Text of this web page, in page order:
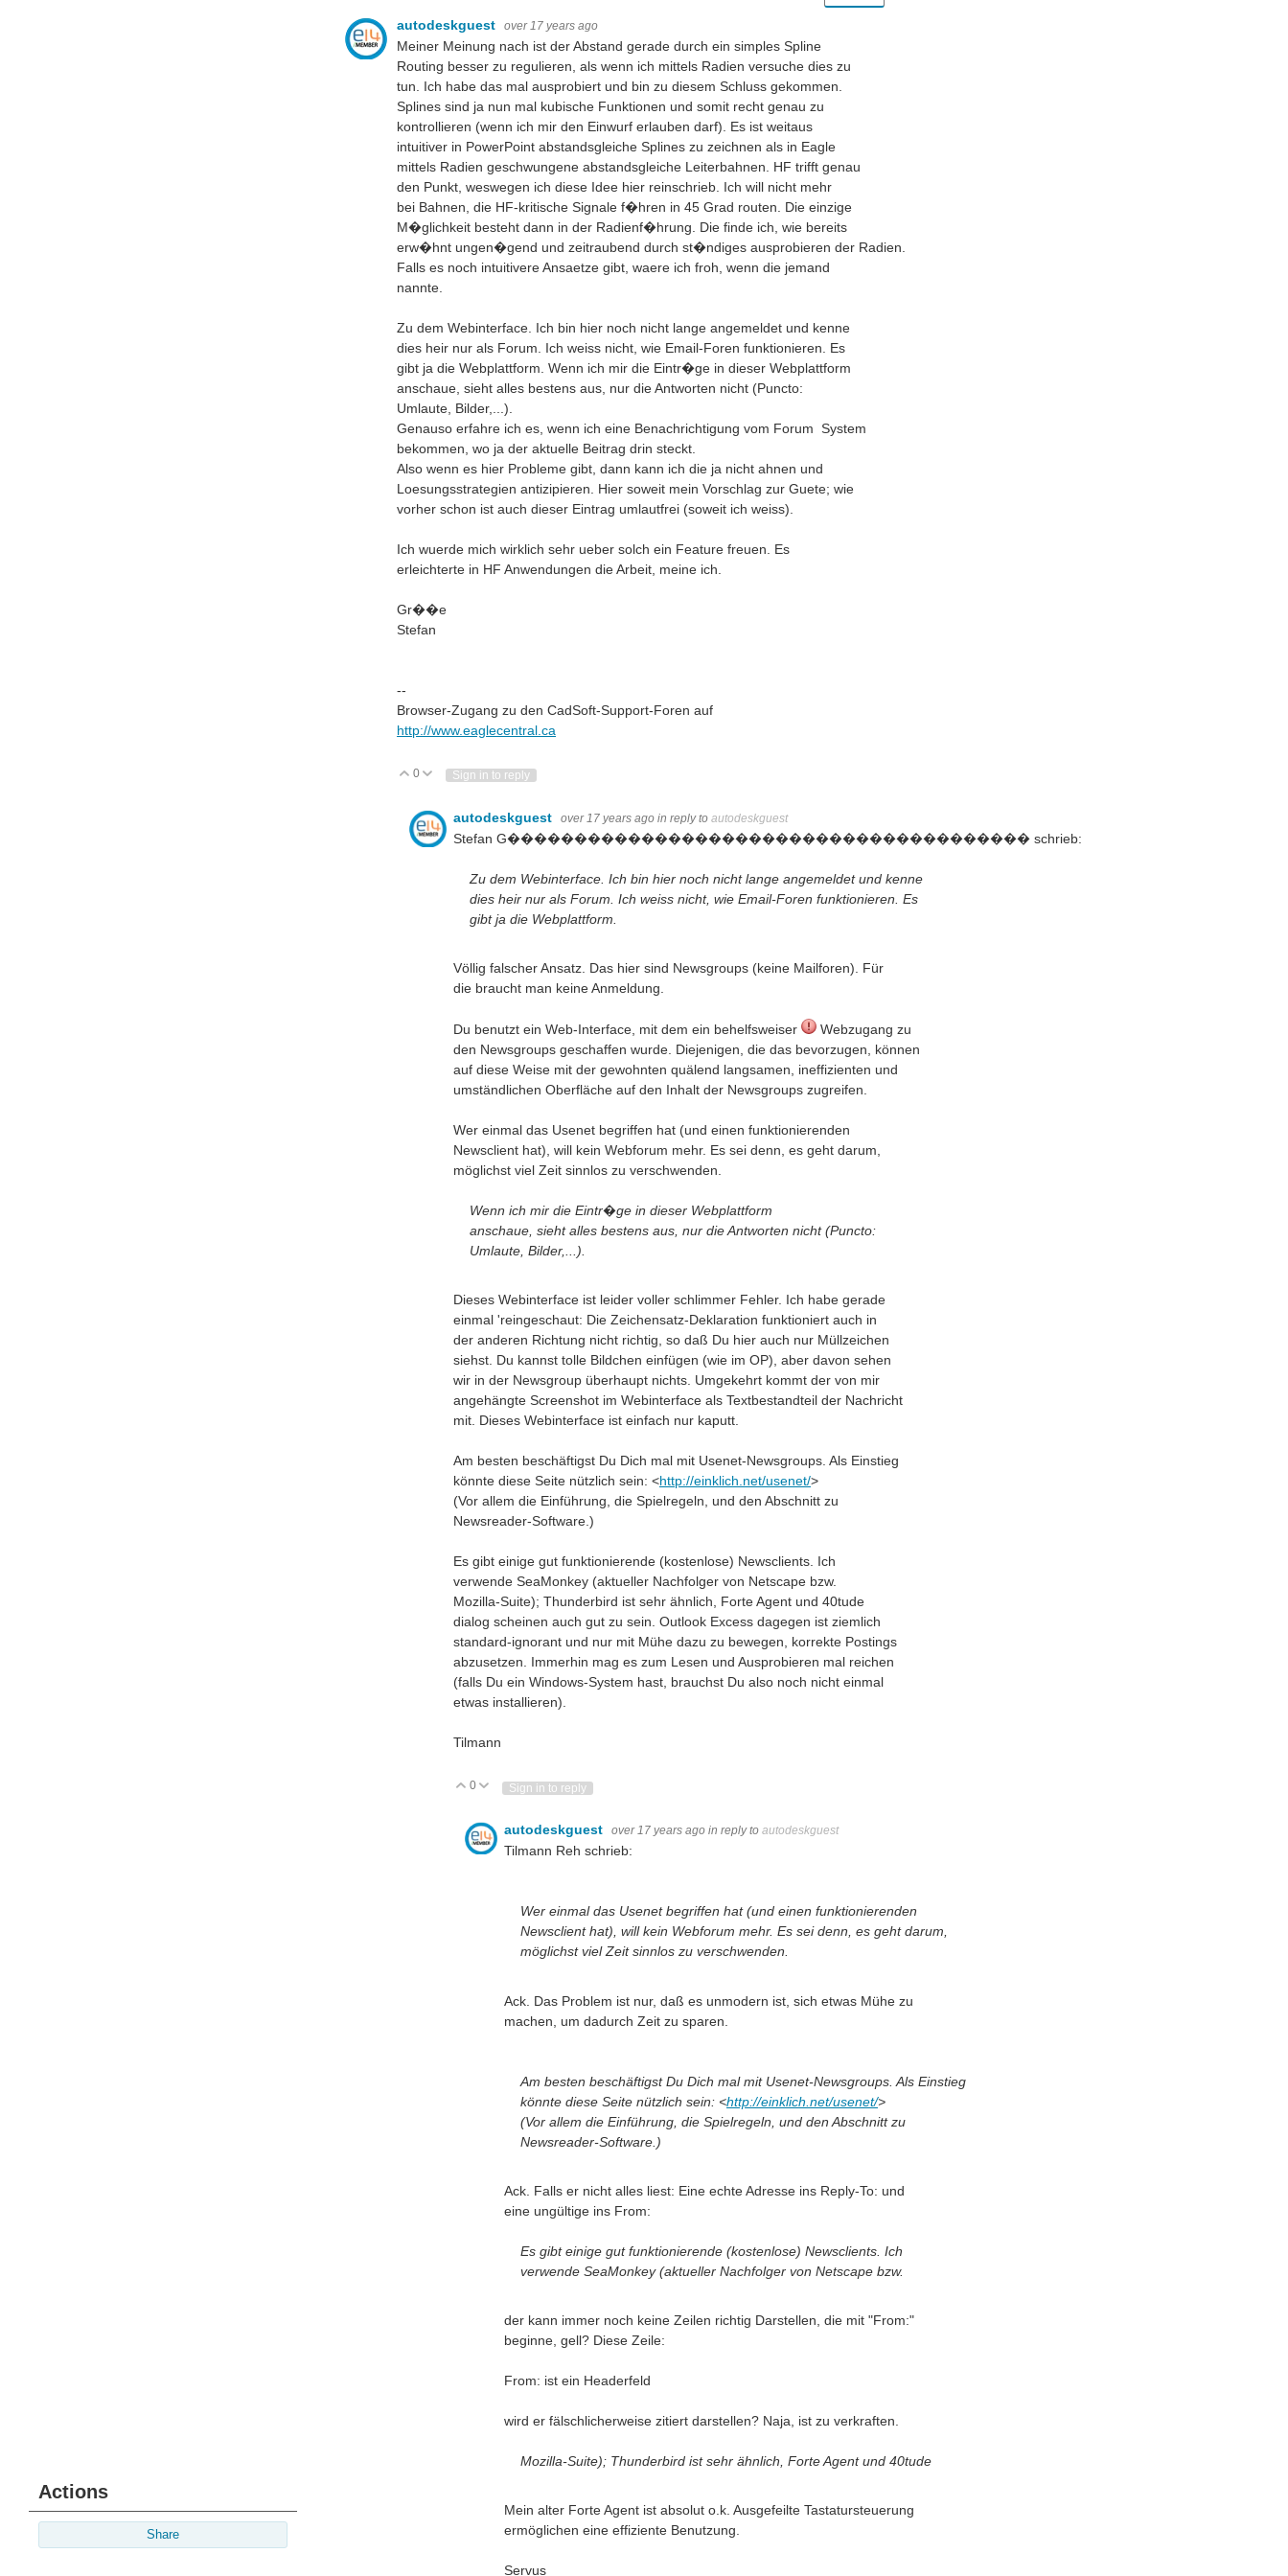
Actions
Share
autodeskguest over 17 years ago
Meiner Meinung nach ist der Abstand gerade durch ein simples Spline
Routing besser zu regulieren, als wenn ich mittels Radien versuche dies zu
tun. Ich habe das mal ausprobiert und bin zu diesem Schluss gekommen.
Splines sind ja nun mal kubische Funktionen und somit recht genau zu
kontrollieren (wenn ich mir den Einwurf erlauben darf). Es ist weitaus
intuitiver in PowerPoint abstandsgleiche Splines zu zeichnen als in Eagle
mittels Radien geschwungene abstandsgleiche Leiterbahnen. HF trifft genau
den Punkt, weswegen ich diese Idee hier reinschrieb. Ich will nicht mehr
bei Bahnen, die HF-kritische Signale f�hren in 45 Grad routen. Die einzige
M�glichkeit besteht dann in der Radienf�hrung. Die finde ich, wie bereits
erw�hnt ungen�gend und zeitraubend durch st�ndiges ausprobieren der Radien.
Falls es noch intuitivere Ansaetze gibt, waere ich froh, wenn die jemand
nannte.
Zu dem Webinterface. Ich bin hier noch nicht lange angemeldet und kenne
dies heir nur als Forum. Ich weiss nicht, wie Email-Foren funktionieren. Es
gibt ja die Webplattform. Wenn ich mir die Eintr�ge in dieser Webplattform
anschaue, sieht alles bestens aus, nur die Antworten nicht (Puncto:
Umlaute, Bilder,...).
Genauso erfahre ich es, wenn ich eine Benachrichtigung vom Forum System
bekommen, wo ja der aktuelle Beitrag drin steckt.
Also wenn es hier Probleme gibt, dann kann ich die ja nicht ahnen und
Loesungsstrategien antizipieren. Hier soweit mein Vorschlag zur Guete; wie
vorher schon ist auch dieser Eintrag umlautfrei (soweit ich weiss).
Ich wuerde mich wirklich sehr ueber solch ein Feature freuen. Es
erleichterte in HF Anwendungen die Arbeit, meine ich.
Gr��e
Stefan
--
Browser-Zugang zu den CadSoft-Support-Foren auf
http://www.eaglecentral.ca
Vote Up
0 Vote Down
Sign in to reply
autodeskguest over 17 years ago in reply to autodeskguest
Stefan G��������������������������������������� schrieb:
Zu dem Webinterface. Ich bin hier noch nicht lange angemeldet und kenne
dies heir nur als Forum. Ich weiss nicht, wie Email-Foren funktionieren. Es
gibt ja die Webplattform.
Völlig falscher Ansatz. Das hier sind Newsgroups (keine Mailforen). Für
die braucht man keine Anmeldung.
Du benutzt ein Web-Interface, mit dem ein behelfsweiser
Webzugang zu
den Newsgroups geschaffen wurde. Diejenigen, die das bevorzugen, können
auf diese Weise mit der gewohnten quälend langsamen, ineffizienten und
umständlichen Oberfläche auf den Inhalt der Newsgroups zugreifen.
Wer einmal das Usenet begriffen hat (und einen funktionierenden
Newsclient hat), will kein Webforum mehr. Es sei denn, es geht darum,
möglichst viel Zeit sinnlos zu verschwenden.
Wenn ich mir die Eintr�ge in dieser Webplattform
anschaue, sieht alles bestens aus, nur die Antworten nicht (Puncto:
Umlaute, Bilder,...).
Dieses Webinterface ist leider voller schlimmer Fehler. Ich habe gerade
einmal 'reingeschaut: Die Zeichensatz-Deklaration funktioniert auch in
der anderen Richtung nicht richtig, so daß Du hier auch nur Müllzeichen
siehst. Du kannst tolle Bildchen einfügen (wie im OP), aber davon sehen
wir in der Newsgroup überhaupt nichts. Umgekehrt kommt der von mir
angehängte Screenshot im Webinterface als Textbestandteil der Nachricht
mit. Dieses Webinterface ist einfach nur kaputt.
Am besten beschäftigst Du Dich mal mit Usenet-Newsgroups. Als Einstieg
könnte diese Seite nützlich sein: <http://einklich.net/usenet/>
(Vor allem die Einführung, die Spielregeln, und den Abschnitt zu
Newsreader-Software.)
Es gibt einige gut funktionierende (kostenlose) Newsclients. Ich
verwende SeaMonkey (aktueller Nachfolger von Netscape bzw.
Mozilla-Suite); Thunderbird ist sehr ähnlich, Forte Agent und 40tude
dialog scheinen auch gut zu sein. Outlook Excess dagegen ist ziemlich
standard-ignorant und nur mit Mühe dazu zu bewegen, korrekte Postings
abzusetzen. Immerhin mag es zum Lesen und Ausprobieren mal reichen
(falls Du ein Windows-System hast, brauchst Du also noch nicht einmal
etwas installieren).
Tilmann
Vote Up
0 Vote Down
Sign in to reply
autodeskguest over 17 years ago in reply to autodeskguest
Tilmann Reh schrieb:
Wer einmal das Usenet begriffen hat (und einen funktionierenden
Newsclient hat), will kein Webforum mehr. Es sei denn, es geht darum,
möglichst viel Zeit sinnlos zu verschwenden.
Ack. Das Problem ist nur, daß es unmodern ist, sich etwas Mühe zu
machen, um dadurch Zeit zu sparen.
Am besten beschäftigst Du Dich mal mit Usenet-Newsgroups. Als Einstieg
könnte diese Seite nützlich sein: <http://einklich.net/usenet/>
(Vor allem die Einführung, die Spielregeln, und den Abschnitt zu
Newsreader-Software.)
Ack. Falls er nicht alles liest: Eine echte Adresse ins Reply-To: und
eine ungültige ins From:
Es gibt einige gut funktionierende (kostenlose) Newsclients. Ich
verwende SeaMonkey (aktueller Nachfolger von Netscape bzw.
der kann immer noch keine Zeilen richtig Darstellen, die mit "From:"
beginne, gell? Diese Zeile:
From: ist ein Headerfeld
wird er fälschlicherweise zitiert darstellen? Naja, ist zu verkraften.
Mozilla-Suite); Thunderbird ist sehr ähnlich, Forte Agent und 40tude
Mein alter Forte Agent ist absolut o.k. Ausgefeilte Tastatursteuerung
ermöglichen eine effiziente Benutzung.
Servus